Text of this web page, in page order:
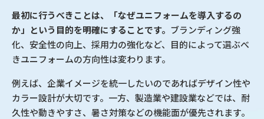
最初に行うべきことは、「なぜユニフォームを導入するの
か」という目的を明確にすることです。 ブランディング強
化、安全性の向上、採用力の強化など、目的によって選ぶべ
きユニフォームの方向性は変わります。
例えば、企業イメージを統一したいのであればデザイン性や
カラー設計が大切です。一方、製造業や建設業などでは、耐
久性や動きやすさ、暑さ対策などの機能面が優先されます。